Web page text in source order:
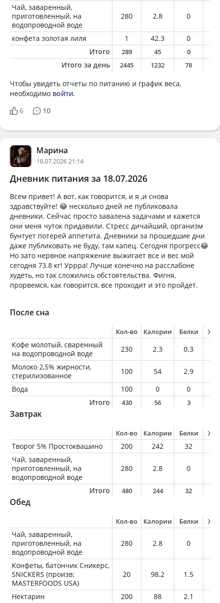
Чай, заваренный,
приготовленный, на
водопроводной воде
280 2.8 0
конфета золотая лиля 1 42.3 0
Итого
289 45 0
Итого за день 2445 1232 78
Чтобы увидеть отчеты по питанию и график веса,
необходимо войти.
6
10
Марина
18.07.2026 21:14
Дневник питания за 18.07.2026
Всем привет! А вот, как говорится, и я ,и снова
здравствуйте! 😂 несколько дней не публиковала
дневники. Сейчас просто завалена задачами и кажется
они меня чуток придавили. Стресс дичайший, организм
бунтует потерей аппетита. Дневники за прошедшие дни
даже публиковать не буду, там капец. Сегодня прогресс😂
Но зато нервное напряжение выжигает все и вес мой
сегодня 73.8 кг! Уррра! Лучше конечно на расслабоне
худеть, но так сложились обстоятельства. Фигня,
прорвемся, как говорится, все проходит и это пройдет.
После сна
Кол-во Калории Белки
Кофе молотый, сваренный
на водопроводной воде
230 2.3 0.3
Молоко 2,5% жирности,
стерилизованное
100 54 2.9
Вода
100 0 0
Итого
430 56 3
Завтрак
Кол-во Калории Белки
Творог 5% Простоквашино 200 242 32
Чай, заваренный,
приготовленный, на
водопроводной воде
280 2.8 0
Итого 480 244 32
Обед
Кол-во Калории Белки
Чай, заваренный,
приготовленный, на
водопроводной воде
280 2.8 0
Конфеты, батончик Сникерс,
SNICKERS (произв:
MASTERFOODS USA)
20 98.2 1.5
Нектарин 200 88 2.1